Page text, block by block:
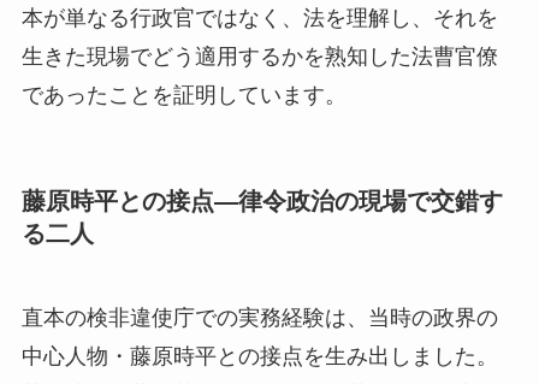
本が単なる行政官ではなく、法を理解し、それを
生きた現場でどう適用するかを熟知した法曹官僚
であったことを証明しています。
藤原時平との接点—律令政治の現場で交錯す
る二人
直本の検非違使庁での実務経験は、当時の政界の
中心人物・藤原時平との接点を生み出しました。